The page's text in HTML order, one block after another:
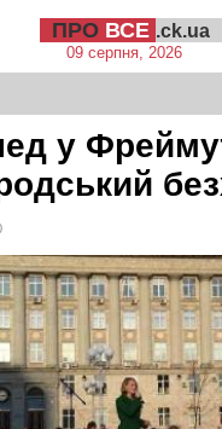
ПРО ВСЕ .ck.ua
09 серпня, 2026
у